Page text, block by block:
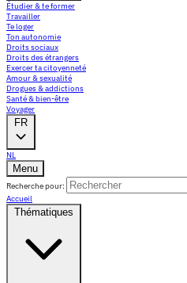
Étudier & te former
Travailler
Te loger
Ton autonomie
Droits sociaux
Droits des étrangers
Exercer ta citoyenneté
Amour & sexualité
Drogues & addictions
Santé & bien-être
Voyager
FR
NL
Menu
Recherche pour:
Accueil
Thématiques